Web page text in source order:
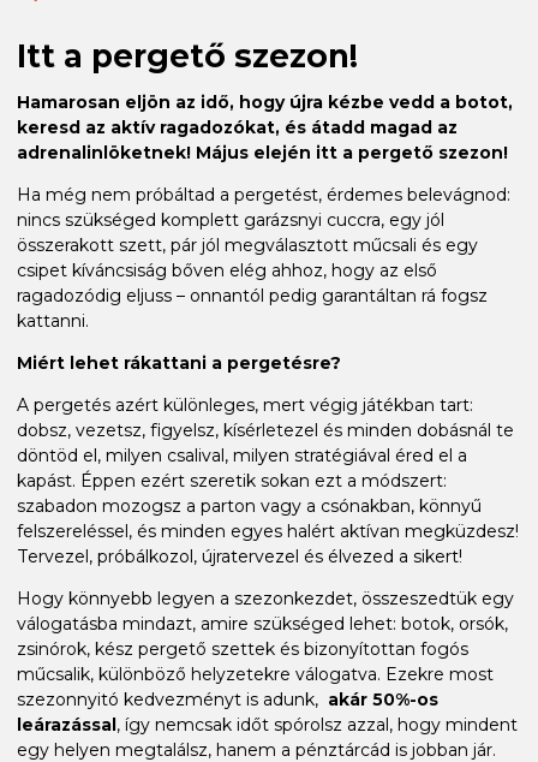
Itt a pergető szezon!
Hamarosan eljön az idő, hogy újra kézbe vedd a botot,
keresd az aktív ragadozókat, és átadd magad az
adrenalinlöketnek! Május elején itt a pergető szezon!
Ha még nem próbáltad a pergetést, érdemes belevágnod:
nincs szükséged komplett garázsnyi cuccra, egy jól
összerakott szett, pár jól megválasztott műcsali és egy
csipet kíváncsiság bőven elég ahhoz, hogy az első
ragadozódig eljuss – onnantól pedig garantáltan rá fogsz
kattanni.
Miért lehet rákattani a pergetésre?
A pergetés azért különleges, mert végig játékban tart:
dobsz, vezetsz, figyelsz, kísérletezel és minden dobásnál te
döntöd el, milyen csalival, milyen stratégiával éred el a
kapást. Éppen ezért szeretik sokan ezt a módszert:
szabadon mozogsz a parton vagy a csónakban, könnyű
felszereléssel, és minden egyes halért aktívan megküzdesz!
Tervezel, próbálkozol, újratervezel és élvezed a sikert!
Hogy könnyebb legyen a szezonkezdet, összeszedtük egy
válogatásba mindazt, amire szükséged lehet: botok, orsók,
zsinórok, kész pergető szettek és bizonyítottan fogós
műcsalik, különböző helyzetekre válogatva. Ezekre most
szezonnyitó kedvezményt is adunk, akár 50%-os
leárazással, így nemcsak időt spórolsz azzal, hogy mindent
egy helyen megtalálsz, hanem a pénztárcád is jobban jár.